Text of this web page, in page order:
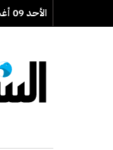
الأحد 09 أغسطس 2026